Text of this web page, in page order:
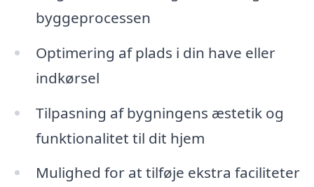
byggeprocessen
Optimering af plads i din have eller
indkørsel
Tilpasning af bygningens æstetik og
funktionalitet til dit hjem
Mulighed for at tilføje ekstra faciliteter